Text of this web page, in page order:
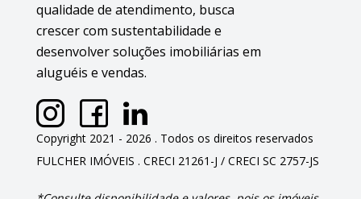
Copyright 2021 - 2026 . Todos os direitos reservados
FULCHER IMÓVEIS . CRECI 21261-J / CRECI SC 2757-JS
qualidade de atendimento, busca
crescer com sustentabilidade e
desenvolver soluções imobiliárias em
aluguéis e vendas.